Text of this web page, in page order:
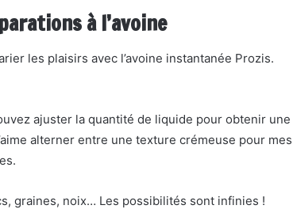
à l’avoine
les plaisirs avec l’avoine instantanée Prozis.
ajuster la quantité de liquide pour obtenir une
alterner entre une texture crémeuse pour mes
graines, noix… Les possibilités sont infinies !